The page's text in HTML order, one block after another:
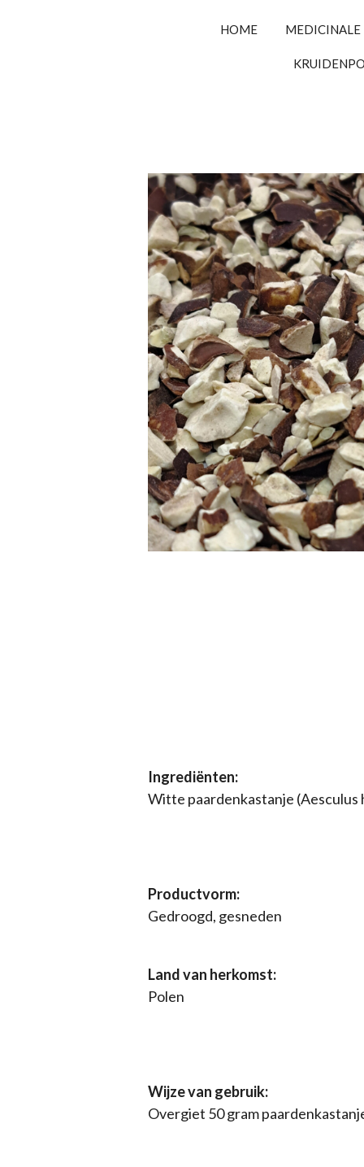
HOME MEDICINALE
Ingrediënten:
Witte paardenkastanje (Aesculus
Productvorm:
Gedroogd, gesneden
Land van herkomst:
Polen
Wijze van gebruik:
Overgiet 50 gram